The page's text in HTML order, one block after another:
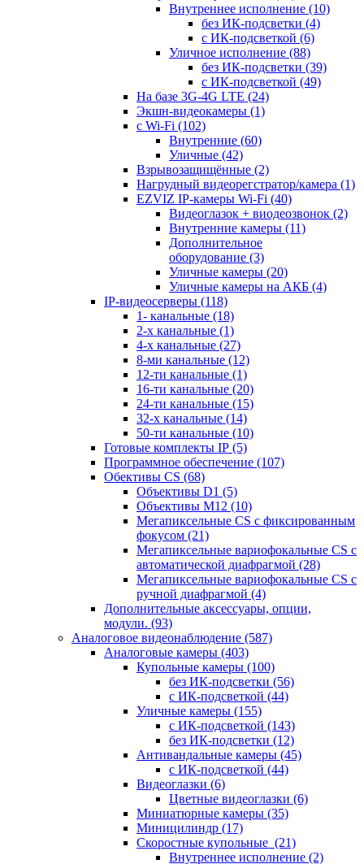
Внутреннее исполнение (10)
без ИК-подсветки (4)
с ИК-подсветкой (6)
Уличное исполнение (88)
без ИК-подсветки (39)
с ИК-подсветкой (49)
На базе 3G-4G LTE (24)
Экшн-видеокамеры (1)
с Wi-Fi (102)
Внутренние (60)
Уличные (42)
Взрывозащищённые (2)
Нагрудный видеорегстратор/камера (1)
EZVIZ IP-камеры Wi-Fi (40)
Видеоглазок + виодеозвонок (2)
Внутренние камеры (11)
Дополнительное
оборудование (3)
Уличные камеры (20)
Уличные камеры на АКБ (4)
IP-видеосерверы (118)
1- канальные (18)
2-х канальные (1)
4-х канальные (27)
8-ми канальные (12)
12-ти канальные (1)
16-ти канальные (20)
24-ти канальные (15)
32-х канальные (14)
50-ти канальные (10)
Готовые комплекты IP (5)
Программное обеспечение (107)
Обективы CS (68)
Объективы D1 (5)
Объективы M12 (10)
Мегапиксельные CS c фиксированным
фокусом (21)
Мегапиксельные вариофокальные CS c
автоматической диафрагмой (28)
Мегапиксельные вариофокальные CS c
ручной диафрагмой (4)
Дополнительные аксессуары, опции,
модули. (93)
Аналоговое видеонаблюдение (587)
Аналоговые камеры (403)
Купольные камеры (100)
без ИК-подсветки (56)
с ИК-подсветкой (44)
Уличные камеры (155)
с ИК-подсветкой (143)
без ИК-подсветки (12)
Антивандальные камеры (45)
с ИК-подсветкой (44)
Видеоглазки (6)
Цветные видеоглазки (6)
Миниатюрные камеры (35)
Миницилиндр (17)
Скоростные купольные (21)
Внутреннее исполнение (2)